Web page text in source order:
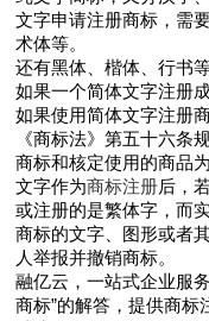
文字申请注册商标，需
术体等。
还有黑体、楷体、行书
如果一个简体文字注册
如果使用简体文字注册
《商标法》第五十六条
商标和核定使用的商品为
文字作为商标注册后，
或注册的是繁体字，而
商标的文字、图形或者
人举报并撤销商标。
融亿云，一站式企业服
商标”的解答，提供商